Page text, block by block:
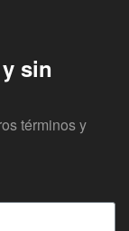
sin
términos y